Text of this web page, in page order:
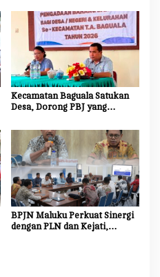
Jadi Agen Perubahan dan
Mitra Strategis Pemerintah
Kecamatan Baguala Satukan
Desa, Dorong PBJ yang
BPJN Maluku Perkuat Sinergi
dengan PLN dan Kejati,